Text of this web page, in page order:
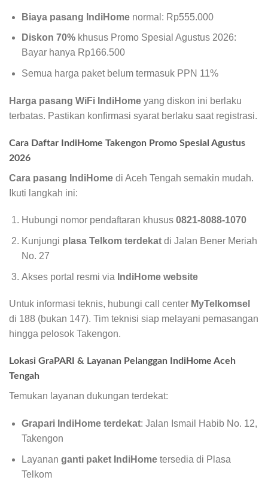
Biaya pasang IndiHomenormal: Rp555.000
Diskon 70%khusus Promo Spesial Agustus 2026:
Bayar hanya Rp166.500
Semua harga paket belum termasuk PPN 11%
Harga pasang WiFi IndiHome yang diskon ini berlaku
terbatas. Pastikan konfirmasi syarat berlaku saat registrasi.
Cara Daftar IndiHome Takengon Promo Spesial Agustus
2026
Cara pasang IndiHome di Aceh Tengah semakin mudah.
Ikuti langkah ini:
Hubungi nomor pendaftaran khusus 0821-8088-1070
Kunjungi plasa Telkom terdekatdi Jalan Bener Meriah
No. 27
Akses portal resmi via IndiHome website
Untuk informasi teknis, hubungi call center MyTelkomsel
di 188 (bukan 147). Tim teknisi siap melayani pemasangan
hingga pelosok Takengon.
Lokasi GraPARI & Layanan Pelanggan IndiHome Aceh
Tengah
Temukan layanan dukungan terdekat:
Grapari IndiHome terdekat: Jalan Ismail Habib No. 12,
Takengon
Layanan ganti paket IndiHometersedia di Plasa
Telkom